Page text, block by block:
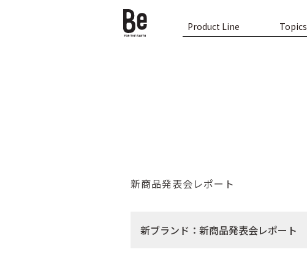
Product Line Topics
新商品発表会レポート
新ブランド：新商品発表会レポート